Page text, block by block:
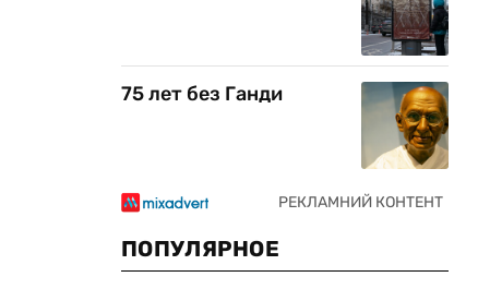
75 лет без Ганди
ПОПУЛЯРНОЕ